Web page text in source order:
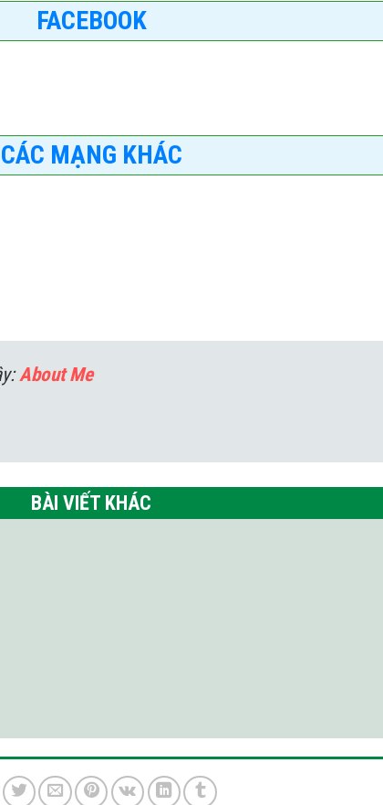
FACEBOOK
CÁC MẠNG KHÁC
About Me
BÀI VIẾT KHÁC